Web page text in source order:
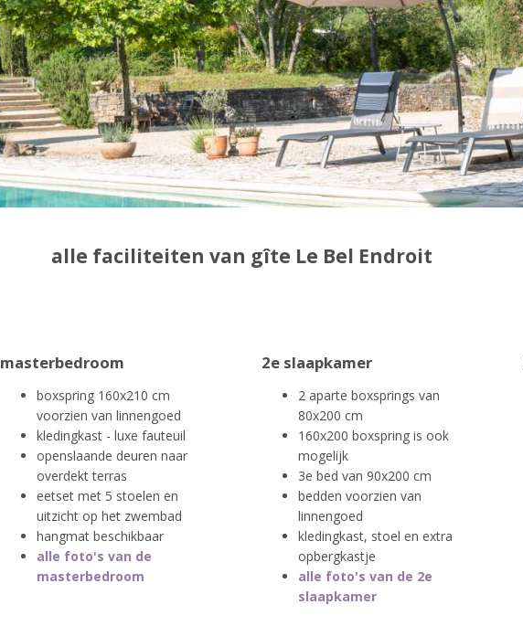
alle faciliteiten van gîte Le Bel Endroit
masterbedroom
boxspring 160x210 cm
voorzien van linnengoed
kledingkast - luxe fauteuil
openslaande deuren naar
overdekt terras
eetset met 5 stoelen en
uitzicht op het zwembad
hangmat beschikbaar
alle foto's van de
masterbedroom
2e slaapkamer
2 aparte boxsprings van
80x200 cm
160x200 boxspring is ook
mogelijk
3e bed van 90x200 cm
bedden voorzien van
linnengoed
kledingkast, stoel en extra
opbergkastje
alle foto's van de 2e
slaapkamer